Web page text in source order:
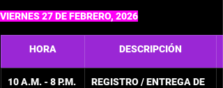
VIERNES 27 DE FEBRERO, 2026
HORA DESCRIPCIÓN
10 A.M. - 8 P.M.
REGISTRO / ENTREGA DE